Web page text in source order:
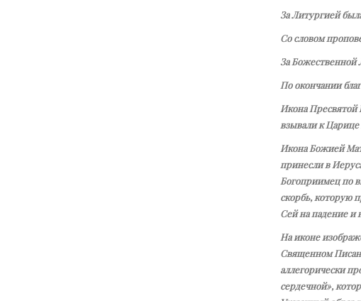
За Литургией
Со словом
За Божественной
По окончании
Икона Пресвятой
взывали к
Икона Божией
принесли в
Богоприимец по
скорбь, которую
Сей на падение и
На иконе
Священном
аллегорически
сердечной»,